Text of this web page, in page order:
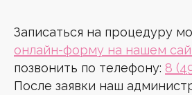
Записаться на процедуру
онлайн-форму на нашем
позвонить по телефону: 8
После заявки наш